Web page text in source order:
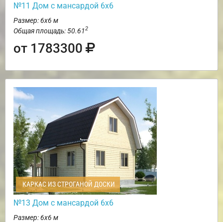
№11 Дом с мансардой 6х6
Размер: 6х6 м
Общая площадь: 50.612
от 1783300
КАРКАС ИЗ СТРОГАНОЙ ДОСКИ
№13 Дом с мансардой 6х6
Размер: 6х6 м